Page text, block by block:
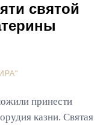
святой
принести
казни. Святая